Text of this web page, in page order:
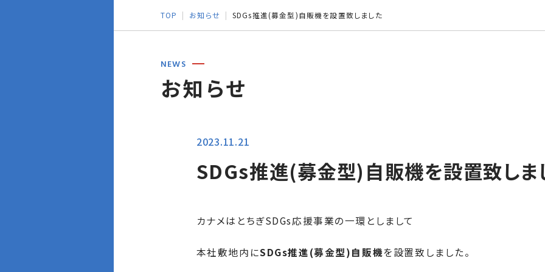
TOP お知らせ SDGs推進(募金型)自販機を設置致しました
NEWS
お知らせ
2023.11.21
SDGs推進(募金型)自販機を設置致しま
カナメはとちぎSDGs応援事業の一環としまして
本社敷地内にSDGs推進(募金型)自販機を設置致しました。